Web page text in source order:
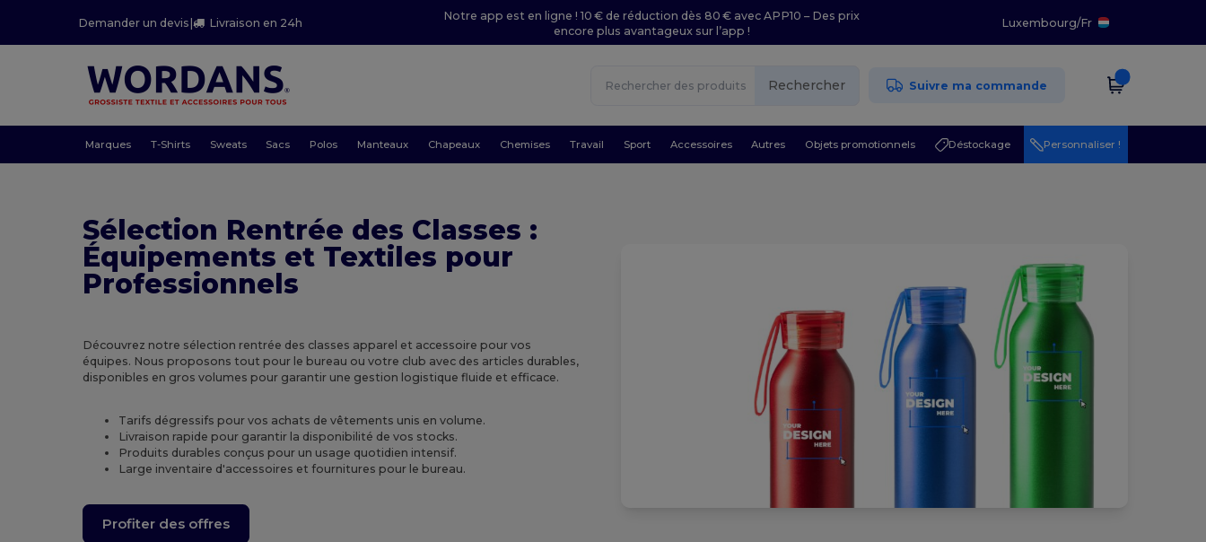
Demander un devis| Livraison en 24h
Notre app est en ligne ! 10 € de réduction dès 80 € avec APP10 – Des prix
encore plus avantageux sur l’app !
Luxembourg/Fr
Rechercher Suivre ma commande
Marques T-Shirts Sweats Sacs Polos Manteaux Chapeaux Chemises Travail Sport Accessoires Autres Objets promotionnels Déstockage Personnaliser !
Sélection Rentrée des Classes :
Équipements et Textiles pour
Professionnels
Découvrez notre sélection rentrée des classes apparel et accessoire pour vos
équipes. Nous proposons tout pour le bureau ou votre club avec des articles durables,
disponibles en gros volumes pour garantir une gestion logistique fluide et efficace.
Tarifs dégressifs pour vos achats de vêtements unis en volume.
Livraison rapide pour garantir la disponibilité de vos stocks.
Produits durables conçus pour un usage quotidien intensif.
Large inventaire d'accessoires et fournitures pour le bureau.
Profiter des offres